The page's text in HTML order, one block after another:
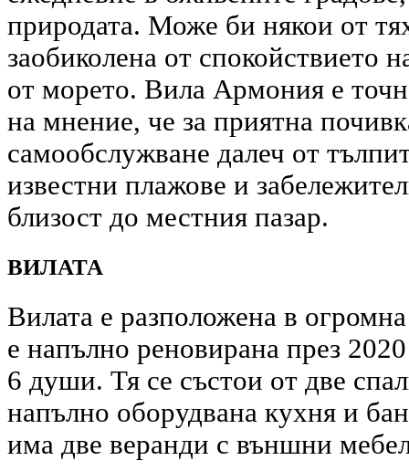
природата. Може би някои от
заобиколена от спокойствието
от морето. Вила Армония е
на мнение, че за приятна
самообслужване далеч от
известни плажове и
близост до местния пазар.
ВИЛАТА
Вилата е разположена в
е напълно реновирана през
6 души. Тя се състои от две
напълно оборудвана кухня и
има две веранди с външни